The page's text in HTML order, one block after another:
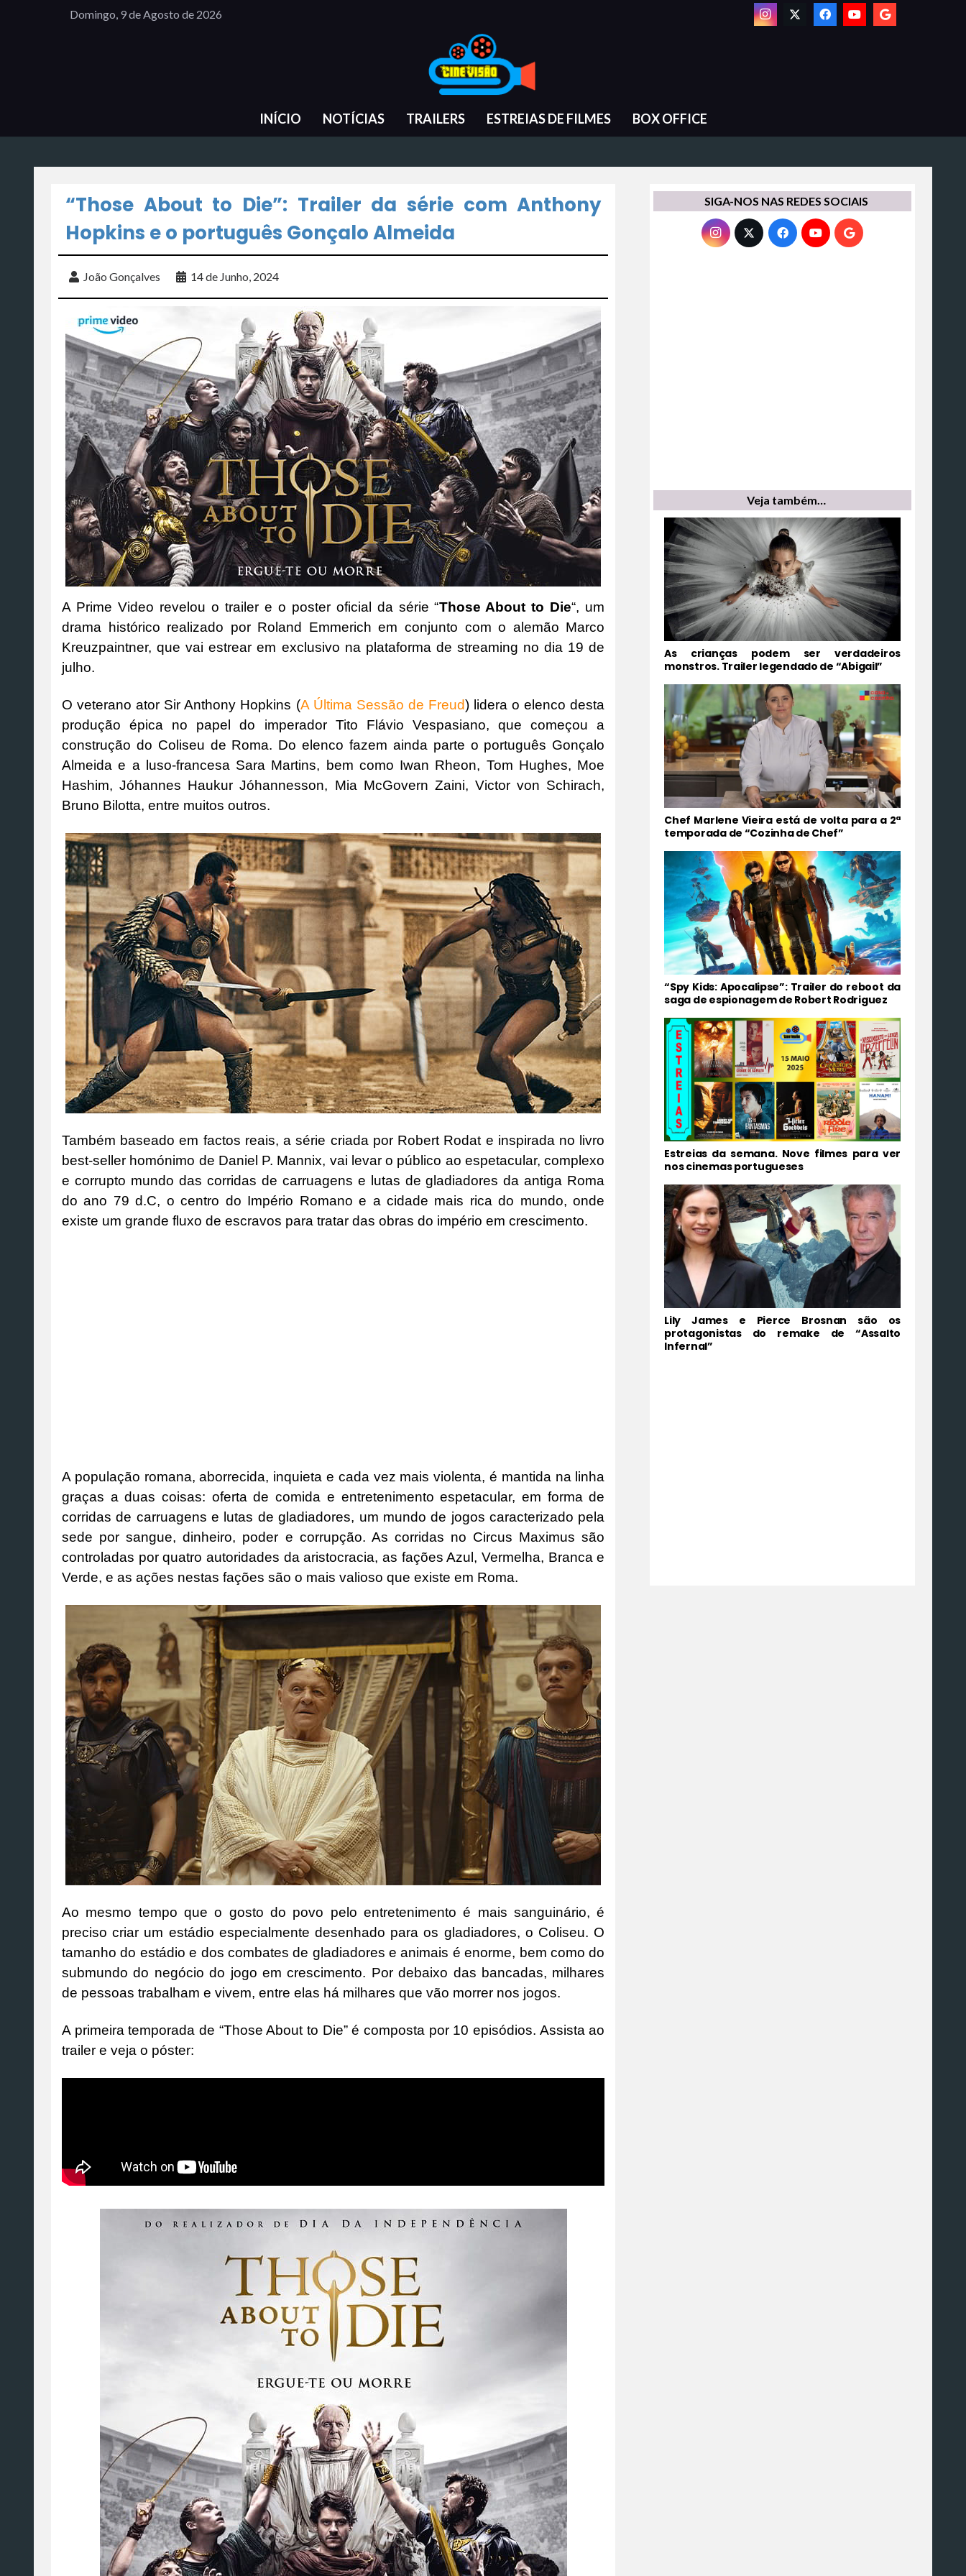
Domingo, 9 de Agosto de 2026
INÍCIO NOTÍCIAS TRAILERS ESTREIAS DE FILMES BOX OFFICE
“Those About to Die”: Trailer da série com Anthony
Hopkins e o português Gonçalo Almeida
João Gonçalves 14 de Junho, 2024
A Prime Video revelou o trailer e o poster oficial da série “Those About to Die“, um
drama histórico realizado por Roland Emmerich em conjunto com o alemão Marco
Kreuzpaintner, que vai estrear em exclusivo na plataforma de streaming no dia 19 de
julho.
O veterano ator Sir Anthony Hopkins (A Última Sessão de Freud) lidera o elenco desta
produção épica no papel do imperador Tito Flávio Vespasiano, que começou a
construção do Coliseu de Roma. Do elenco fazem ainda parte o português Gonçalo
Almeida e a luso-francesa Sara Martins, bem como Iwan Rheon, Tom Hughes, Moe
Hashim, Jóhannes Haukur Jóhannesson, Mia McGovern Zaini, Victor von Schirach,
Bruno Bilotta, entre muitos outros.
Também baseado em factos reais, a série criada por Robert Rodat e inspirada no livro
best-seller homónimo de Daniel P. Mannix, vai levar o público ao espetacular, complexo
e corrupto mundo das corridas de carruagens e lutas de gladiadores da antiga Roma
do ano 79 d.C, o centro do Império Romano e a cidade mais rica do mundo, onde
existe um grande fluxo de escravos para tratar das obras do império em crescimento.
A população romana, aborrecida, inquieta e cada vez mais violenta, é mantida na linha
graças a duas coisas: oferta de comida e entretenimento espetacular, em forma de
corridas de carruagens e lutas de gladiadores, um mundo de jogos caracterizado pela
sede por sangue, dinheiro, poder e corrupção. As corridas no Circus Maximus são
controladas por quatro autoridades da aristocracia, as fações Azul, Vermelha, Branca e
Verde, e as ações nestas fações são o mais valioso que existe em Roma.
Ao mesmo tempo que o gosto do povo pelo entretenimento é mais sanguinário, é
preciso criar um estádio especialmente desenhado para os gladiadores, o Coliseu. O
tamanho do estádio e dos combates de gladiadores e animais é enorme, bem como do
submundo do negócio do jogo em crescimento. Por debaixo das bancadas, milhares
de pessoas trabalham e vivem, entre elas há milhares que vão morrer nos jogos.
A primeira temporada de “Those About to Die” é composta por 10 episódios. Assista ao
trailer e veja o póster:
SIGA-NOS NAS REDES SOCIAIS
Veja também…
As crianças podem ser verdadeiros
monstros. Trailer legendado de “Abigail”
Chef Marlene Vieira está de volta para a 2ª
temporada de “Cozinha de Chef”
“Spy Kids: Apocalipse”: Trailer do reboot da
saga de espionagem de Robert Rodriguez
Estreias da semana. Nove filmes para ver
nos cinemas portugueses
Lily James e Pierce Brosnan são os
protagonistas do remake de “Assalto
Infernal”